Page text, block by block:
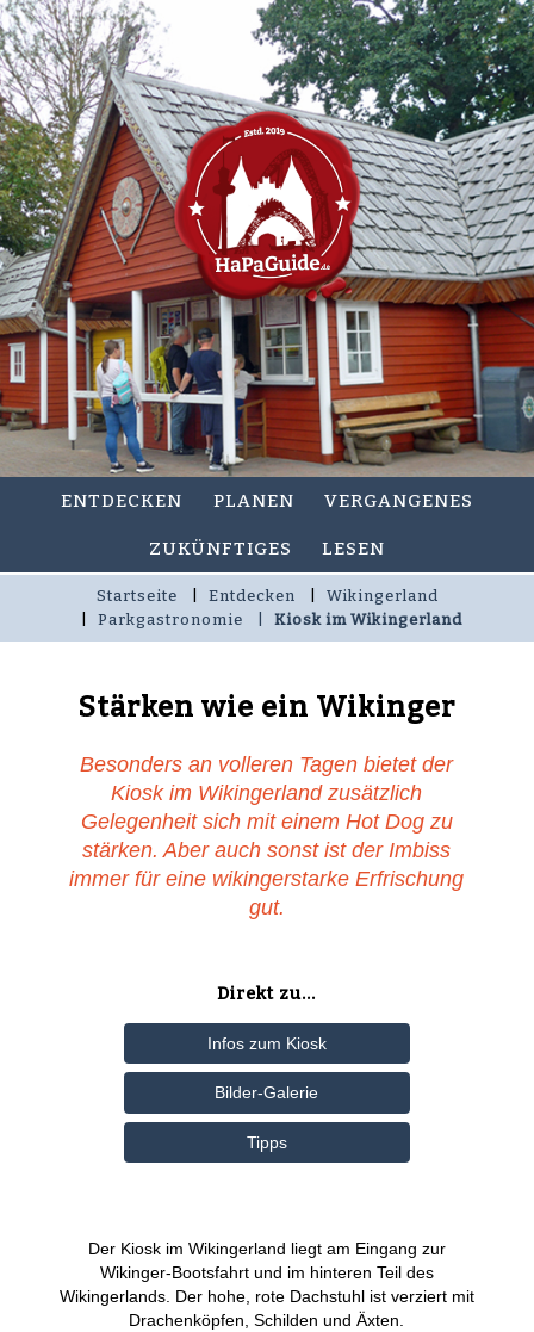
ENTDECKEN PLANEN VERGANGENES
ZUKÜNFTIGES LESEN
Startseite Entdecken
Wikingerland
Parkgastronomie
Kiosk im Wikingerland
Stärken wie ein Wikinger
Besonders an volleren Tagen bietet der
Kiosk im Wikingerland zusätzlich
Gelegenheit sich mit einem Hot Dog zu
stärken. Aber auch sonst ist der Imbiss
immer für eine wikingerstarke Erfrischung
gut.
Direkt zu...
Infos zum Kiosk
Bilder-Galerie
Tipps
Der Kiosk im Wikingerland liegt am Eingang zur
Wikinger-Bootsfahrt und im hinteren Teil des
Wikingerlands. Der hohe, rote Dachstuhl ist verziert mit
Drachenköpfen, Schilden und Äxten.